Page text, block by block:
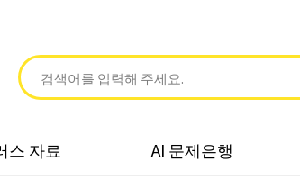
스 자료 AI 문제은행